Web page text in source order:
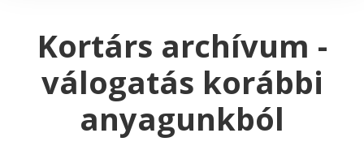
Kortárs archívum -
válogatás korábbi
anyagunkból